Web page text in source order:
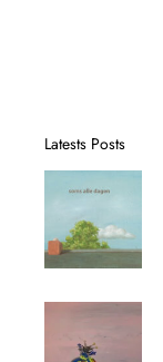
Latests Posts